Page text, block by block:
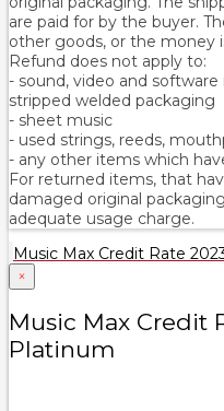
are paid for by the buyer.
other goods, or the money
Refund does not apply to:
- sound, video and
stripped welded packaging
- sheet music
- used strings, reeds,
- any other items which
For returned items, that
damaged original
adequate usage charge.
Music Max Credit Rate
×
Music Max Credit
Platinum